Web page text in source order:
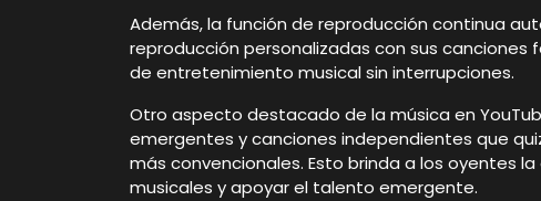
Además, la función de reproducción continua
reproducción personalizadas con sus
de entretenimiento musical sin interrupciones.
Otro aspecto destacado de la música en
emergentes y canciones independientes que
más convencionales. Esto brinda a los oyentes
musicales y apoyar el talento emergente.